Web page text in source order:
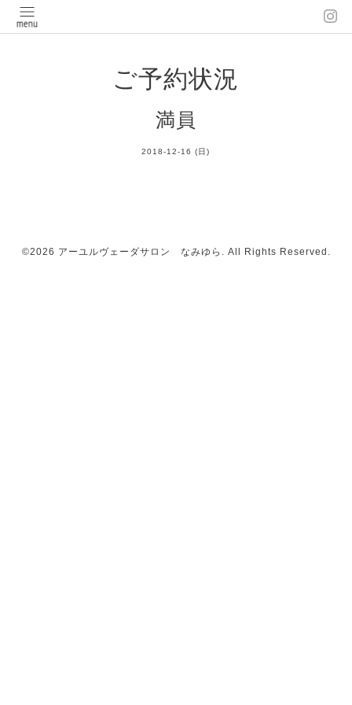
ご予約状況
満員
2018-12-16 (日)
©2026 アーユルヴェーダサロン なみゆら . All Rights Reserved.